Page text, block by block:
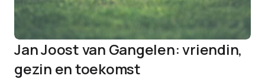
Jan Joost van Gangelen: vriendin,
gezin en toekomst